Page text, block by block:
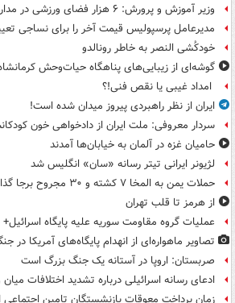
وزیر آموزش و پرورش: ۶ هزار فضای ورزشی در مدارس ایجاد شد
مدیرعامل پرسپولیس قیمت آخر را برای نساجی
خودکُشی النصر به خاطر رونالدو
گوشه‌ای از زیبایی‌های پناهگاه‌ حیات‌وحش
امداد غیبی یا نقص فنی!؟
ایران از نظر راهبردی پیروز میدان شده است!
سردار معروفی: ملت ایران از دادخواهی خون
حامیان غزه در آلمان به خیابان‌ها آمدند
لژیونر ایرانی تیتر رسانه «سان» انگلیس شد
حملات یمن به المخا ۷ کشته و ۳۰ مجروح برجا گذاشت
از هرمز تا قلب تهران
عملیات گروه مقاومت سوریه علیه پایگاه اسرائیل+
تصاویر ماهواره‌ای از انهدام پایگاه‌های آمریکا در جنگ ۴۰ روزه
صربستان: اروپا در آستانه یک جنگ بزرگ است
ادعای رسانه اسرائیلی درباره تشدید اختلافات
زمان پرداخت معوقات بازنشستگان تامین اجتماعی